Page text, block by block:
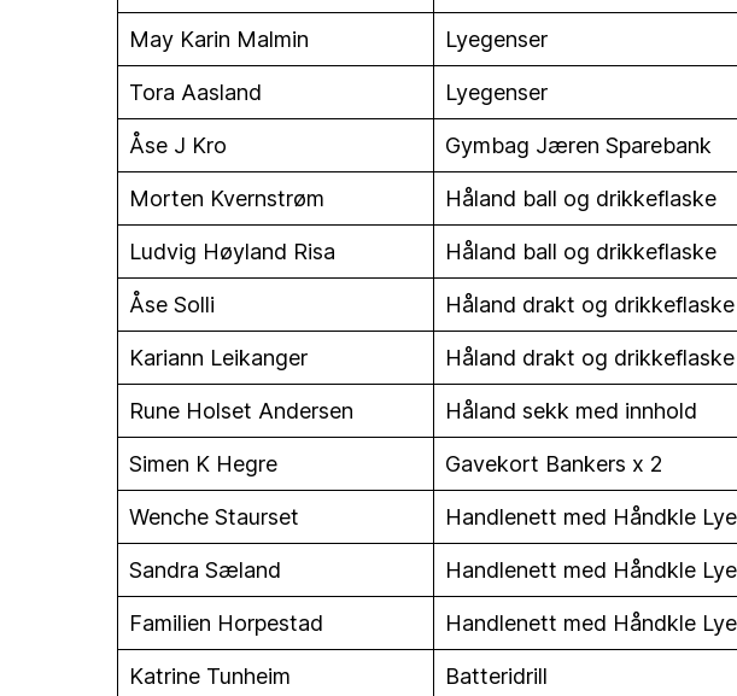
May Karin Malmin Lyegenser
Tora Aasland Lyegenser
Åse J Kro Gymbag Jæren Sparebank
Morten Kvernstrøm Håland ball og drikkeflaske
Ludvig Høyland Risa Håland ball og drikkeflaske
Åse Solli Håland drakt og drikkeflaske
Kariann Leikanger Håland drakt og drikkeflaske
Rune Holset Andersen Håland sekk med innhold
Simen K Hegre Gavekort Bankers x 2
Wenche Staurset Handlenett med Håndkle Lye
Sandra Sæland Handlenett med Håndkle Lye
Familien Horpestad Handlenett med Håndkle Lye
Katrine Tunheim Batteridrill